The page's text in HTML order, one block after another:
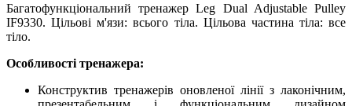
Багатофункціональний тренажер Leg Dual Adjustable Pulley
IF9330. Цільові м'язи: всього тіла. Цільова частина тіла: все
тіло.
Особливості тренажера:
Конструктив тренажерів оновленої лінії з лаконічним,